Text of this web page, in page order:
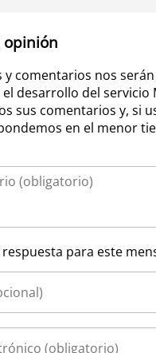
opinión
y comentarios nos
desarrollo del servicio
sus comentarios y, si
en el menor
para este